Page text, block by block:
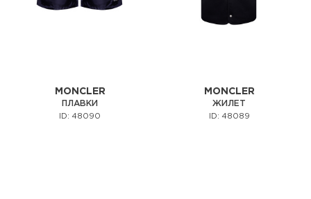
MONCLER
ПЛАВКИ
ID: 48090
MONCLER
ЖИЛЕТ
ID: 48089